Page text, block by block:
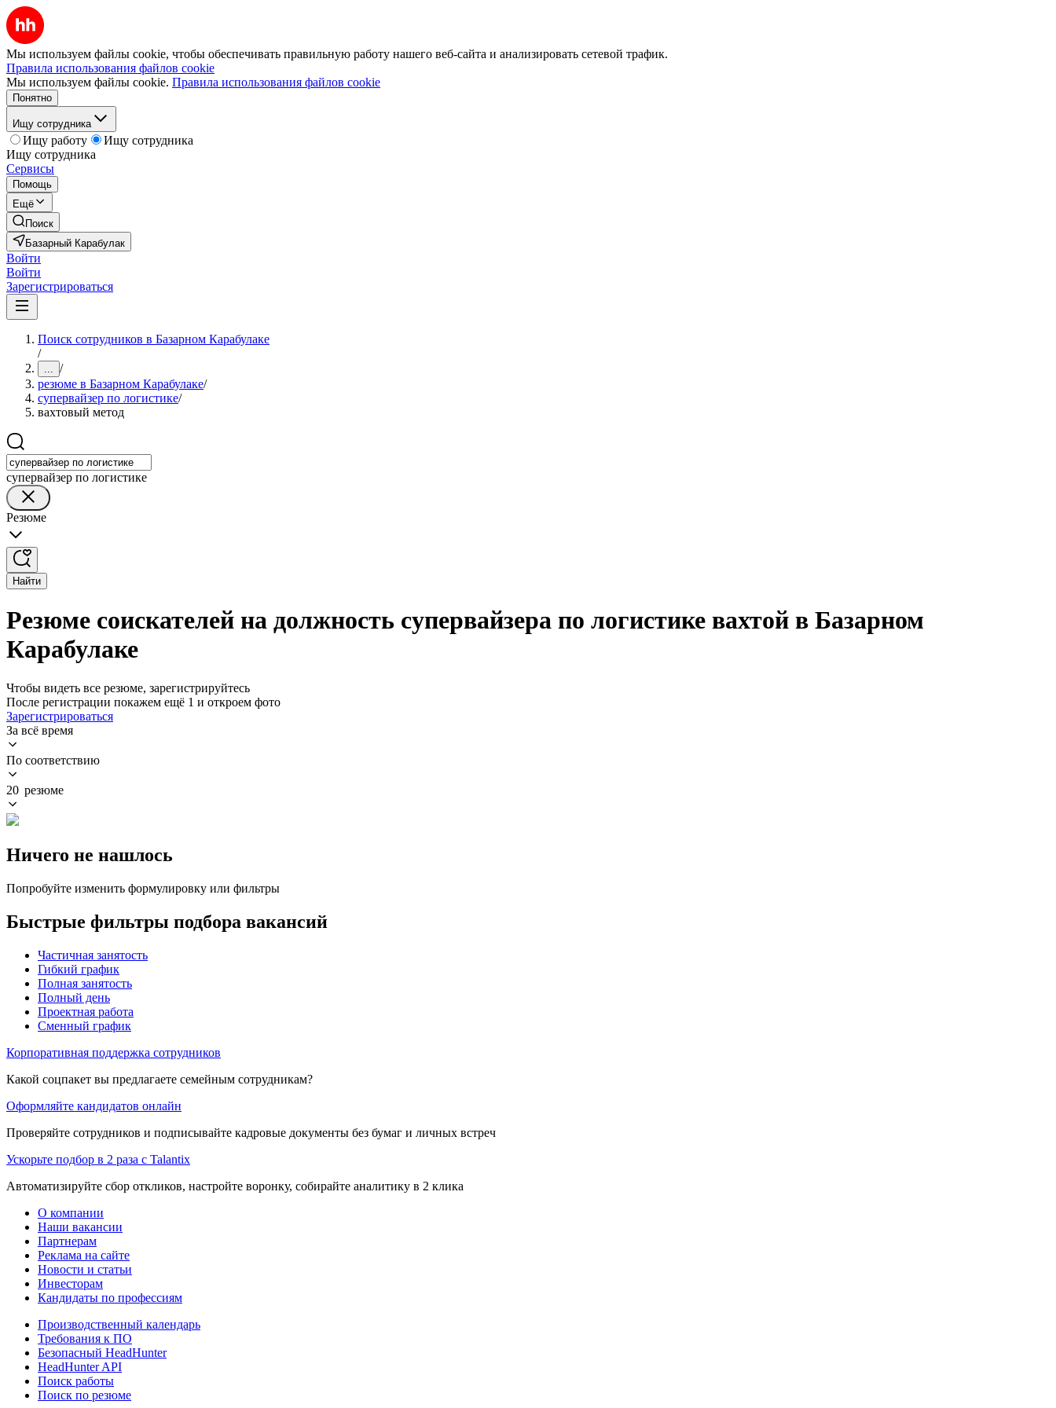
Мы используем файлы cookie, чтобы обеспечивать правильную работу нашего веб-сайта и анализировать сетевой трафик.
Правила использования файлов cookie
Мы используем файлы cookie. Правила использования файлов cookie
Понятно
Ищу сотрудника
Ищу работу
Ищу сотрудника
Ищу сотрудника
Сервисы
Помощь
Ещё
Поиск
Базарный Карабулак
Войти
Войти
Зарегистрироваться
Поиск сотрудников в Базарном Карабулаке
/
... /
резюме в Базарном Карабулаке/
супервайзер по логистике/
вахтовый метод
супервайзер по логистике
Резюме
Найти
Резюме соискателей на должность супервайзера по логистике вахтой в Базарном
Карабулаке
Чтобы видеть все резюме, зарегистрируйтесь
После регистрации покажем ещё 1 и откроем фото
Зарегистрироваться
За всё время
По соответствию
20 резюме
Ничего не нашлось
Попробуйте изменить формулировку или фильтры
Быстрые фильтры подбора вакансий
Частичная занятость
Гибкий график
Полная занятость
Полный день
Проектная работа
Сменный график
Корпоративная поддержка сотрудников
Какой соцпакет вы предлагаете семейным сотрудникам?
Оформляйте кандидатов онлайн
Проверяйте сотрудников и подписывайте кадровые документы без бумаг и личных встреч
Ускорьте подбор в 2 раза с Talantix
Автоматизируйте сбор откликов, настройте воронку, собирайте аналитику в 2 клика
О компании
Наши вакансии
Партнерам
Реклама на сайте
Новости и статьи
Инвесторам
Кандидаты по профессиям
Производственный календарь
Требования к ПО
Безопасный HeadHunter
HeadHunter API
Поиск работы
Поиск по резюме